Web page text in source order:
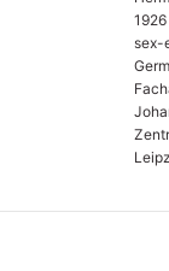
1926
sex-